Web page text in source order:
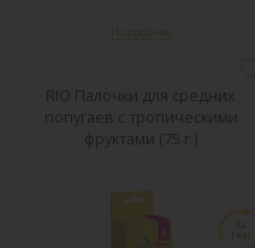
RIO Палочки для средних
попугаев с тропическими
фруктами (75 г.)